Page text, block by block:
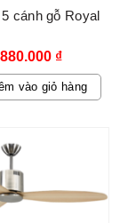
cánh gỗ Royal
₫
vào giỏ hàng